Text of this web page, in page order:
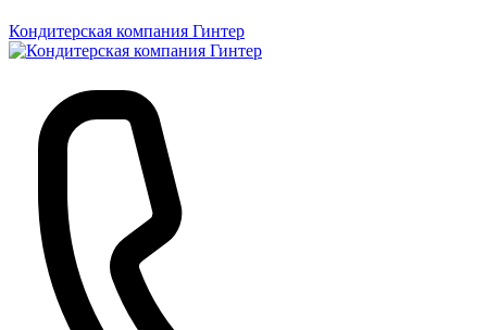
Кондитерская компания Гинтер